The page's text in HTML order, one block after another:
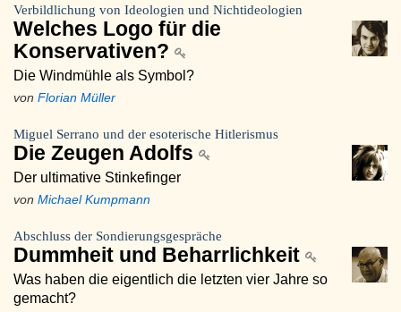
Verbildlichung von Ideologien und Nichtideologien
Welches Logo für die
Konservativen?
Die Windmühle als Symbol?
von Florian Müller
Miguel Serrano und der esoterische Hitlerismus
Die Zeugen Adolfs
Der ultimative Stinkefinger
von Michael Kumpmann
Abschluss der Sondierungsgespräche
Dummheit und Beharrlichkeit
Was haben die eigentlich die letzten vier Jahre so
gemacht?